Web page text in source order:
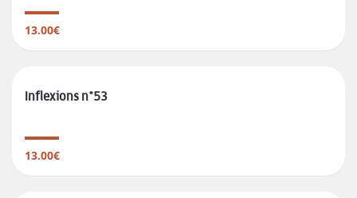
13.00€
Inflexions n°53
13.00€